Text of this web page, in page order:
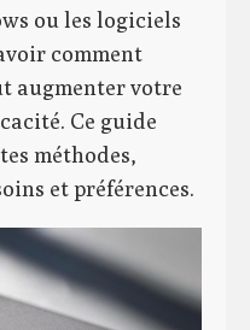
ou les logiciels
comment
augmenter votre
Ce guide
méthodes,
et préférences.